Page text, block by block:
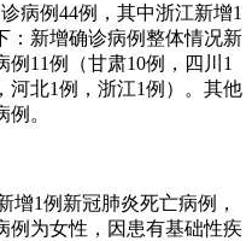
病例44例，其中浙江新增1
：新增确诊病例整体情况新
11例（甘肃10例，四川1
河北1例，浙江1例）。其他
。
增1例新冠肺炎死亡病例，
例为女性，因患有基础性疾